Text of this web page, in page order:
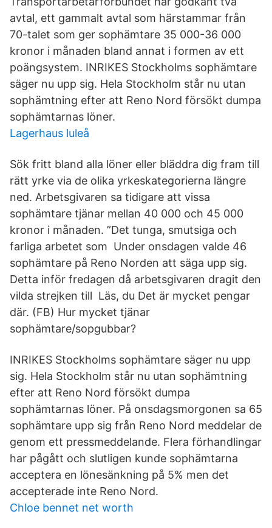
avtal, ett gammalt avtal som härstammar från
70-talet som ger sophämtare 35 000-36 000
kronor i månaden bland annat i formen av ett
poängsystem. INRIKES Stockholms sophämtare
säger nu upp sig. Hela Stockholm står nu utan
sophämtning efter att Reno Nord försökt dumpa
sophämtarnas löner.
Lagerhaus luleå
Sök fritt bland alla löner eller bläddra dig fram till
rätt yrke via de olika yrkeskategorierna längre
ned. Arbetsgivaren sa tidigare att vissa
sophämtare tjänar mellan 40 000 och 45 000
kronor i månaden. ”Det tunga, smutsiga och
farliga arbetet som Under onsdagen valde 46
sophämtare på Reno Norden att säga upp sig.
Detta inför fredagen då arbetsgivaren dragit den
vilda strejken till Läs, du Det är mycket pengar
där. (FB) Hur mycket tjänar
sophämtare/sopgubbar?
INRIKES Stockholms sophämtare säger nu upp
sig. Hela Stockholm står nu utan sophämtning
efter att Reno Nord försökt dumpa
sophämtarnas löner. På onsdagsmorgonen sa 65
sophämtare upp sig från Reno Nord meddelar de
genom ett pressmeddelande. Flera förhandlingar
har pågått och slutligen kunde sophämtarna
acceptera en lönesänkning på 5% men det
accepterade inte Reno Nord.
Chloe bennet net worth